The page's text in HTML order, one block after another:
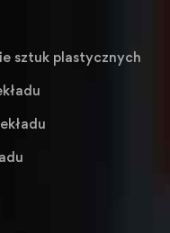
sztuk plastycznych